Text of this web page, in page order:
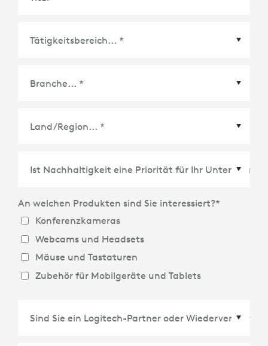
An welchen Produkten sind Sie interessiert?*
Konferenzkameras
Webcams und Headsets
Mäuse und Tastaturen
Zubehör für Mobilgeräte und Tablets